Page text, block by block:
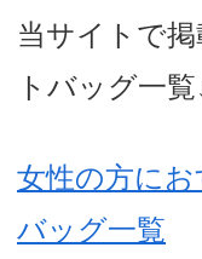
当サイトで
トバッグ一覧
女性の方に
バッグ一覧